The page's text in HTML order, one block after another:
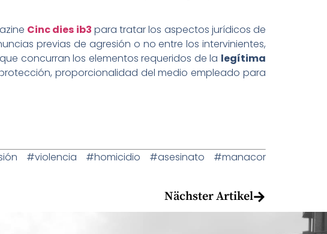
Cinc dies ib3 para tratar los aspectos jurídicos de
previas de agresión o no entre los intervinientes,
concurran los elementos requeridos de la legítima
proporcionalidad del medio empleado para
#violencia #homicidio #asesinato #manacor
Nächster Artikel